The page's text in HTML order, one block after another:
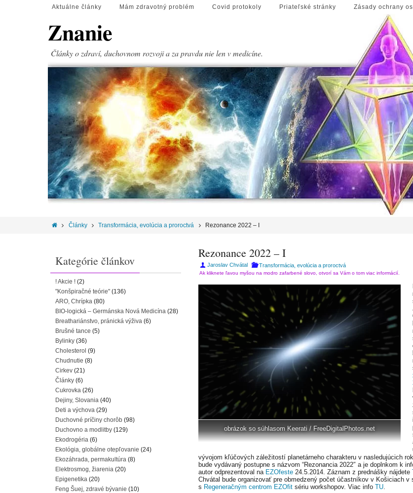
Aktuálne články Mám zdravotný problém Covid protokoly Priateľské stránky Zásady ochrany
Znanie
Články o zdraví, duchovnom rozvoji a za pravdu nie len v medicíne.
Články Transformácia, evolúcia a proroctvá Rezonance 2022 – I
Rezonance 2022 – I
Jaroslav Chvátal Transformácia, evolúcia a proroctvá
Ak kliknete ľavou myšou na modro zafarbené slovo, otvorí sa Vám o tom viac informácií.
obrázok so súhlasom Keerati / FreeDigitalPhotos.net
vývojom kľúčových záležitostí planetárneho charakteru v nasledujúcich
bude vydávaný postupne s názvom “Rezonancia 2022″ a je doplnkom k
autor odprezentoval na EZOfeste 24.5.2014. Záznam z prednášky nájdete
Chvátal bude organizovať pre obmedzený počet účastníkov v Košiciach v
s Regeneračným centrom EZOfit sériu workshopov. Viac info TU.
Kategórie článkov
! Akcie ! (2)
"Konšpiračné teórie" (136)
ARO, Chrípka (80)
BIO-logická – Germánska Nová Medicína (28)
Breathariánstvo, pránická výživa (6)
Brušné tance (5)
Bylinky (36)
Cholesterol (9)
Chudnutie (8)
Cirkev (21)
Články (6)
Cukrovka (26)
Dejiny, Slovania (40)
Deti a výchova (29)
Duchovné príčiny chorôb (98)
Duchovno a modlitby (129)
Ekodrogéria (6)
Ekológia, globálne otepľovanie (24)
Ekozáhrada, permakultúra (8)
Elektrosmog, žiarenia (20)
Epigenetika (20)
Feng Šuej, zdravé bývanie (10)